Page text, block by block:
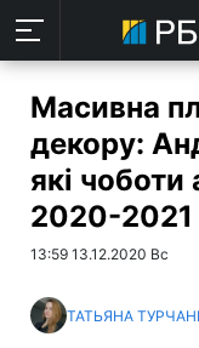
Масивна
декору:
які чоботи
2020-2021
13:59 13.12.2020 Вс
ТАТЬЯНА